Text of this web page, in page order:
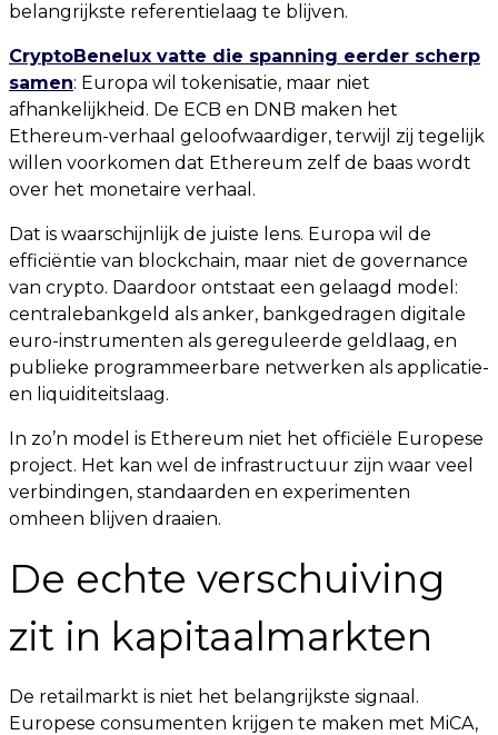
belangrijkste referentielaag te blijven.
CryptoBenelux vatte die spanning eerder scherp
samen: Europa wil tokenisatie, maar niet
afhankelijkheid. De ECB en DNB maken het
Ethereum-verhaal geloofwaardiger, terwijl zij tegelijk
willen voorkomen dat Ethereum zelf de baas wordt
over het monetaire verhaal.
Dat is waarschijnlijk de juiste lens. Europa wil de
efficiëntie van blockchain, maar niet de governance
van crypto. Daardoor ontstaat een gelaagd model:
centralebankgeld als anker, bankgedragen digitale
euro-instrumenten als gereguleerde geldlaag, en
publieke programmeerbare netwerken als applicatie-
en liquiditeitslaag.
In zo’n model is Ethereum niet het officiële Europese
project. Het kan wel de infrastructuur zijn waar veel
verbindingen, standaarden en experimenten
omheen blijven draaien.
De echte verschuiving
zit in kapitaalmarkten
De retailmarkt is niet het belangrijkste signaal.
Europese consumenten krijgen te maken met MiCA,